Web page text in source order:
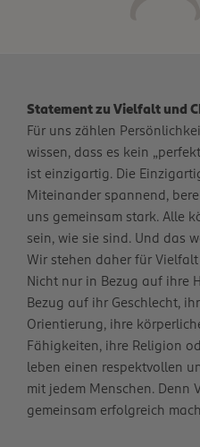
Statement zu Vielfalt und
Für uns zählen
wissen, dass es kein
ist einzigartig. Die
Miteinander spannend,
uns gemeinsam stark. Alle
sein, wie sie sind. Und das
Wir stehen daher für
Nicht nur in Bezug auf ihre
Bezug auf ihr Geschlecht,
Orientierung, ihre
Fähigkeiten, ihre Religion
leben einen respektvollen
mit jedem Menschen. Denn
gemeinsam erfolgreich